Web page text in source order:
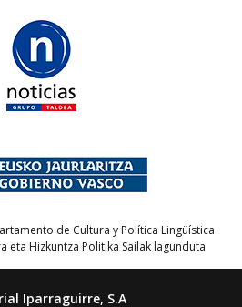
de Cultura y Política Lingüística
eta Hizkuntza Politika Sailak lagunduta
Iparraguirre, S.A